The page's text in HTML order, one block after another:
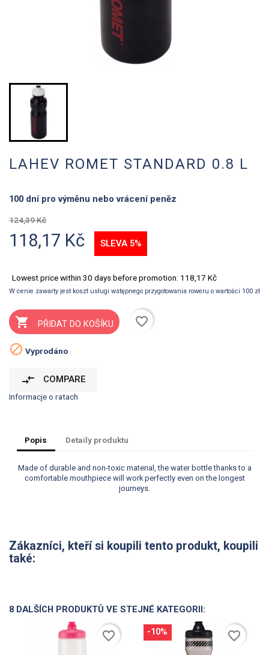
LAHEV ROMET STANDARD 0.8 L
100 dní pro výměnu nebo vrácení peněz
124,39 Kč
118,17 Kč SLEVA 5%
Lowest price within 30 days before promotion: 118,17 Kč
W cenie zawarty jest koszt usługi wstępnego przygotowania roweru o wartości 100 zł
 PŘIDAT DO KOŠÍKU
favorite_border
 Vyprodáno
compare_arrows COMPARE
Informacje o ratach
Popis Detaily produktu
Made of durable and non-toxic material, the water bottle thanks to a
comfortable mouthpiece will work perfectly even on the longest
journeys.
Zákazníci, kteří si koupili tento produkt, koupili
také:
8 DALŠÍCH PRODUKTŮ VE STEJNÉ KATEGORII:
favorite_border -10% favorite_border